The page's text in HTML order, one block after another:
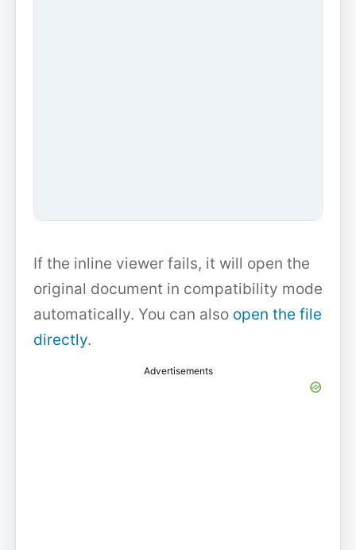
If the inline viewer fails, it will open the
original document in compatibility mode
automatically. You can also open the file
directly.
Advertisements